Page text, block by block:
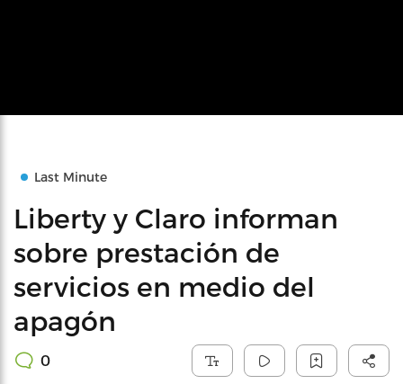
Last Minute
Liberty y Claro informan
sobre prestación de
servicios en medio del
apagón
0